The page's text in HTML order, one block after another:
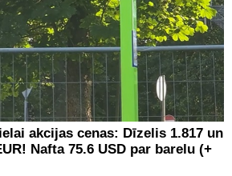
akcijas cenas: Dīzelis 1.817 un
Nafta 75.6 USD par barelu (+